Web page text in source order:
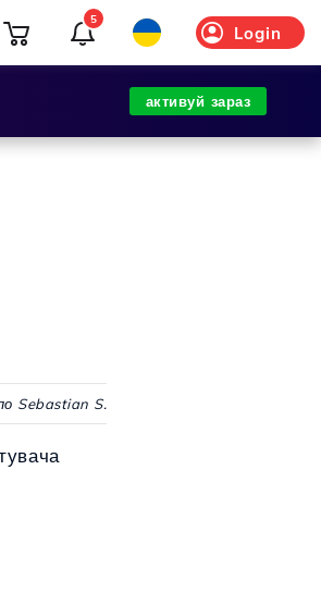
Login
5
активуй зараз
Sebastian S.